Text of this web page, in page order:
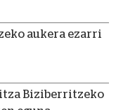
aukera ezarri
Biziberritzeko